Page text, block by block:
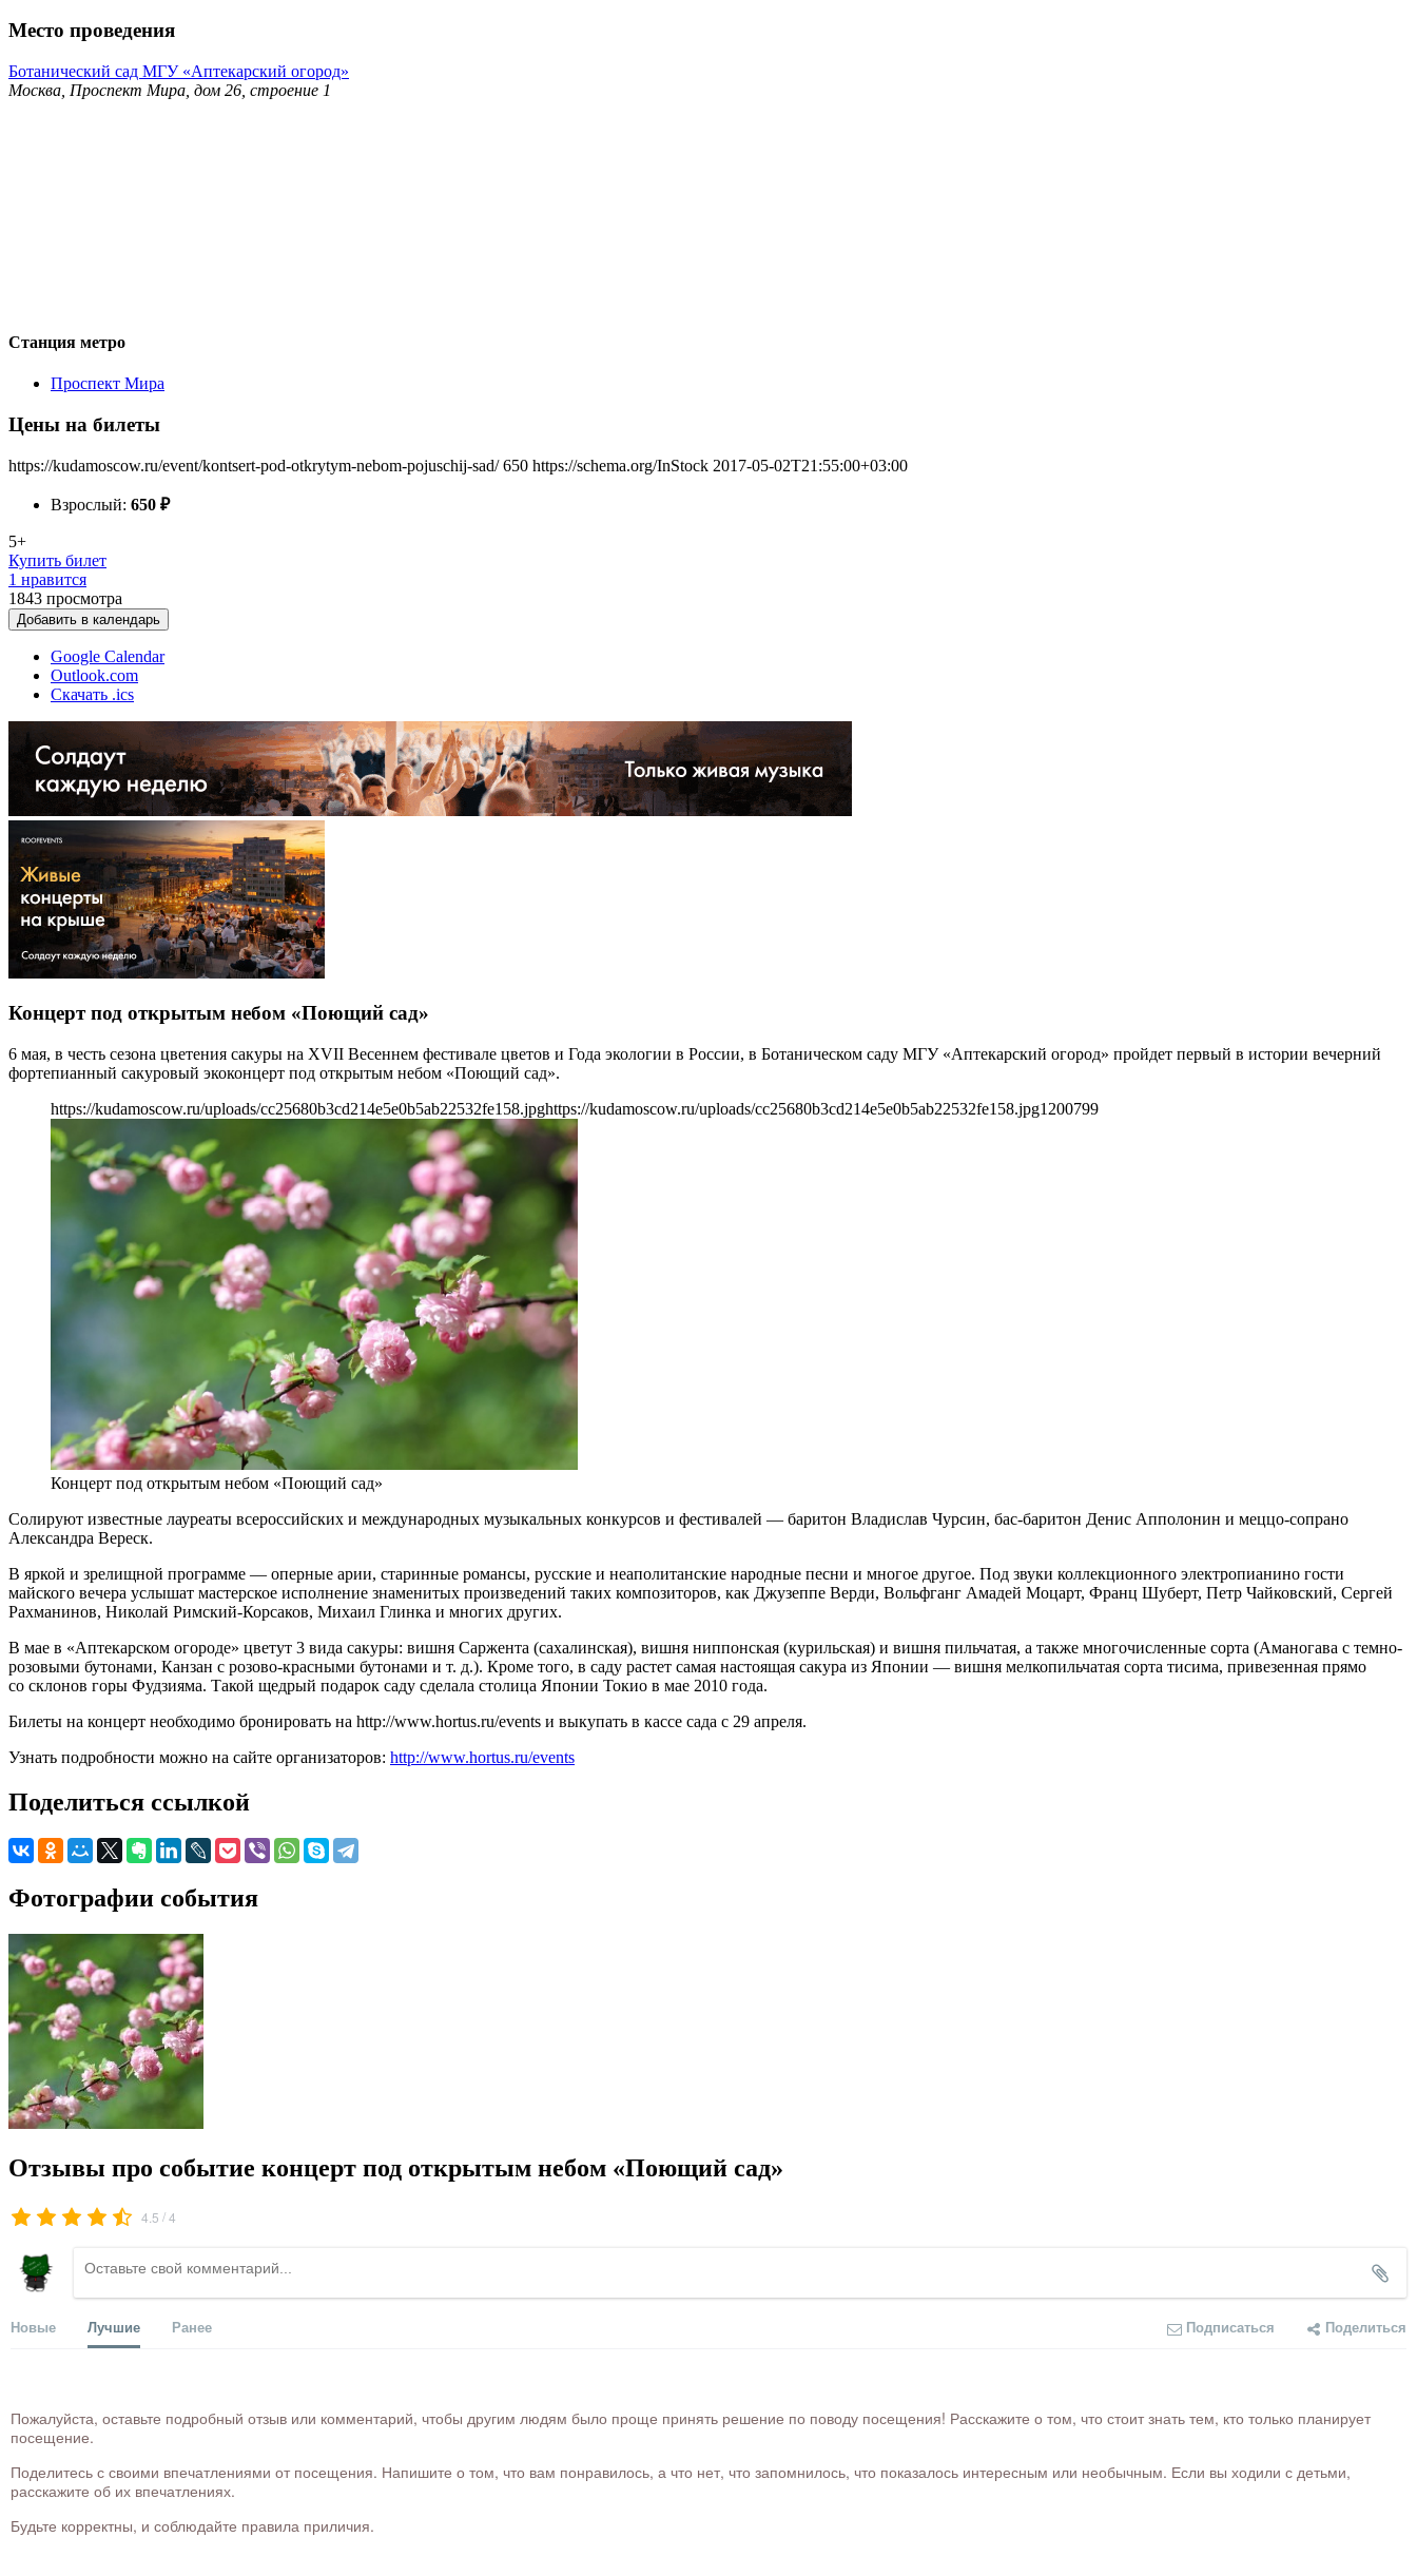
Место проведения
Ботанический сад МГУ «Аптекарский огород»
Москва, Проспект Мира, дом 26, строение 1
Станция метро
Проспект Мира
Цены на билеты
https://kudamoscow.ru/event/kontsert-pod-otkrytym-nebom-pojuschij-sad/ 650 https://schema.org/InStock 2017-05-02T21:55:00+03:00
Взрослый: 650 ₽
5+
Купить билет
1 нравится
1843 просмотра
Добавить в календарь
Google Calendar
Outlook.com
Скачать .ics
Концерт под открытым небом «Поющий сад»
6 мая, в честь сезона цветения сакуры на XVII Весеннем фестивале цветов и Года экологии в России, в Ботаническом саду МГУ «Аптекарский огород» пройдет первый в истории вечерний
фортепианный сакуровый экоконцерт под открытым небом «Поющий сад».
https://kudamoscow.ru/uploads/cc25680b3cd214e5e0b5ab22532fe158.jpghttps://kudamoscow.ru/uploads/cc25680b3cd214e5e0b5ab22532fe158.jpg1200799
Концерт под открытым небом «Поющий сад»
Солируют известные лауреаты всероссийских и международных музыкальных конкурсов и фестивалей — баритон Владислав Чурсин, бас-баритон Денис Апполонин и меццо-сопрано
Александра Вереск.
В яркой и зрелищной программе — оперные арии, старинные романсы, русские и неаполитанские народные песни и многое другое. Под звуки коллекционного электропианино гости
майского вечера услышат мастерское исполнение знаменитых произведений таких композиторов, как Джузеппе Верди, Вольфганг Амадей Моцарт, Франц Шуберт, Петр Чайковский, Сергей
Рахманинов, Николай Римский-Корсаков, Михаил Глинка и многих других.
В мае в «Аптекарском огороде» цветут 3 вида сакуры: вишня Саржента (сахалинская), вишня ниппонская (курильская) и вишня пильчатая, а также многочисленные сорта (Аманогава с темно-
розовыми бутонами, Канзан с розово-красными бутонами и т. д.). Кроме того, в саду растет самая настоящая сакура из Японии — вишня мелкопильчатая сорта тисима, привезенная прямо
со склонов горы Фудзияма. Такой щедрый подарок саду сделала столица Японии Токио в мае 2010 года.
Билеты на концерт необходимо бронировать на http://www.hortus.ru/events и выкупать в кассе сада с 29 апреля.
Узнать подробности можно на сайте организаторов: http://www.hortus.ru/events
Поделиться ссылкой
Фотографии события
Отзывы про событие концерт под открытым небом «Поющий сад»
4.5 /4
Новые Лучшие Ранее Подписаться Поделиться
Пожалуйста, оставьте подробный отзыв или комментарий, чтобы другим людям было проще принять решение по поводу посещения! Расскажите о том, что стоит знать тем, кто только планирует
посещение.
Поделитесь с своими впечатлениями от посещения. Напишите о том, что вам понравилось, а что нет, что запомнилось, что показалось интересным или необычным. Если вы ходили с детьми,
расскажите об их впечатлениях.
Будьте корректны, и соблюдайте правила приличия.